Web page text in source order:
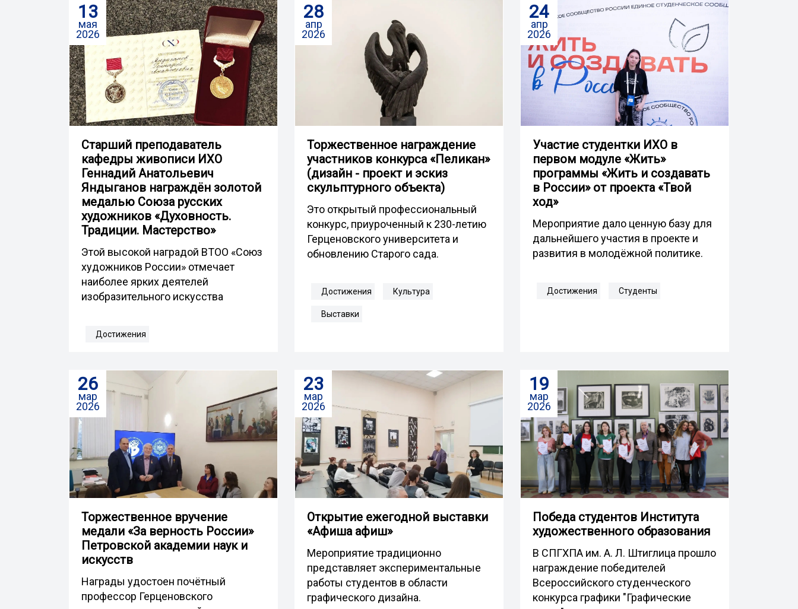
13
мая
2026
Старший преподаватель
кафедры живописи ИХО
Геннадий Анатольевич
Яндыганов награждён золотой
медалью Союза русских
художников «Духовность.
Традиции. Мастерство»
Этой высокой наградой ВТОО «Союз
художников России» отмечает
наиболее ярких деятелей
изобразительного искусства
Достижения
28
апр
2026
Торжественное награждение
участников конкурса «Пеликан»
(дизайн - проект и эскиз
скульптурного объекта)
Это открытый профессиональный
конкурс, приуроченный к 230-летию
Герценовского университета и
обновлению Старого сада.
Достижения Культура
Выставки
24
апр
2026
Участие студентки ИХО в
первом модуле «Жить»
программы «Жить и создавать
в России» от проекта «Твой
ход»
Мероприятие дало ценную базу для
дальнейшего участия в проекте и
развития в молодёжной политике.
Достижения Студенты
26
мар
2026
Торжественное вручение
медали «За верность России»
Петровской академии наук и
искусств
Награды удостоен почётный
профессор Герценовского
23
мар
2026
Открытие ежегодной выставки
«Афиша афиш»
Мероприятие традиционно
представляет экспериментальные
работы студентов в области
графического дизайна.
19
мар
2026
Победа студентов Института
художественного образования
В СПГХПА им. А. Л. Штиглица прошло
награждение победителей
Всероссийского студенческого
конкурса графики "Графические